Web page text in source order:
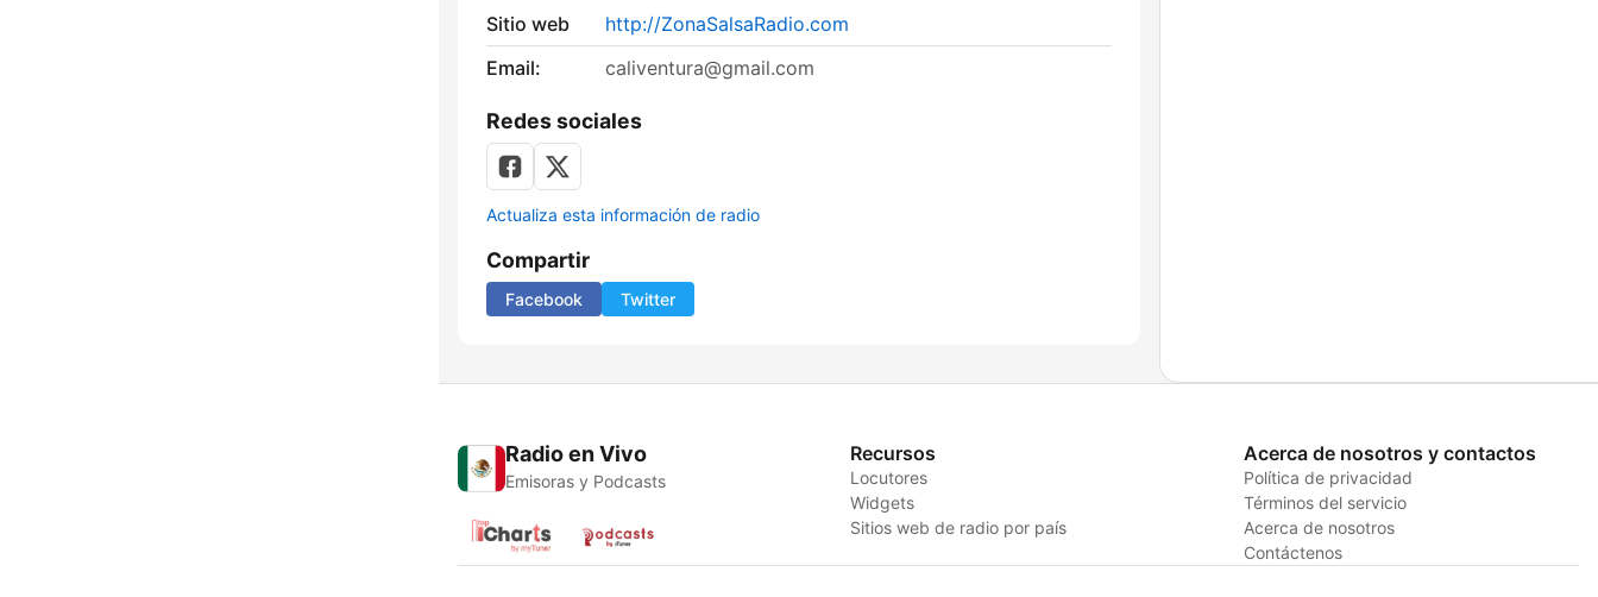
Sitio web
http://ZonaSalsaRadio.com
Email:
caliventura@gmail.com
Redes sociales
Actualiza esta información de radio
Compartir
Facebook Twitter
Radio en Vivo
Emisoras y Podcasts
Recursos
Locutores
Widgets
Sitios web de radio por país
Acerca de nosotros y contactos
Política de privacidad
Términos del servicio
Acerca de nosotros
Contáctenos